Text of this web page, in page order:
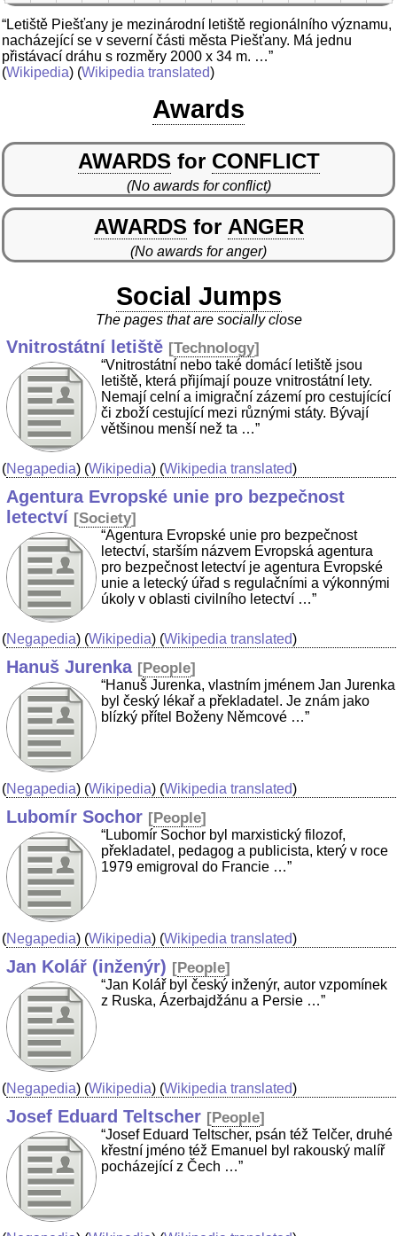
“Letiště Piešťany je mezinárodní letiště regionálního významu,
nacházející se v severní části města Piešťany. Má jednu
přistávací dráhu s rozměry 2000 x 34 m. …”
(Wikipedia) (Wikipedia translated)
Awards
AWARDS for CONFLICT
(No awards for conflict)
AWARDS for ANGER
(No awards for anger)
Social Jumps
The pages that are socially close
Vnitrostátní letiště [Technology]
“Vnitrostátní nebo také domácí letiště jsou
letiště, která přijímají pouze vnitrostátní lety.
Nemají celní a imigrační zázemí pro cestujícící
či zboží cestující mezi různými státy. Bývají
většinou menší než ta …”
(Negapedia) (Wikipedia) (Wikipedia translated)
Agentura Evropské unie pro bezpečnost
letectví [Society]
“Agentura Evropské unie pro bezpečnost
letectví, starším názvem Evropská agentura
pro bezpečnost letectví je agentura Evropské
unie a letecký úřad s regulačními a výkonnými
úkoly v oblasti civilního letectví …”
(Negapedia) (Wikipedia) (Wikipedia translated)
Hanuš Jurenka [People]
“Hanuš Jurenka, vlastním jménem Jan Jurenka
byl český lékař a překladatel. Je znám jako
blízký přítel Boženy Němcové …”
(Negapedia) (Wikipedia) (Wikipedia translated)
Lubomír Sochor [People]
“Lubomír Sochor byl marxistický filozof,
překladatel, pedagog a publicista, který v roce
1979 emigroval do Francie …”
(Negapedia) (Wikipedia) (Wikipedia translated)
Jan Kolář (inženýr) [People]
“Jan Kolář byl český inženýr, autor vzpomínek
z Ruska, Ázerbajdžánu a Persie …”
(Negapedia) (Wikipedia) (Wikipedia translated)
Josef Eduard Teltscher [People]
“Josef Eduard Teltscher, psán též Telčer, druhé
křestní jméno též Emanuel byl rakouský malíř
pocházející z Čech …”